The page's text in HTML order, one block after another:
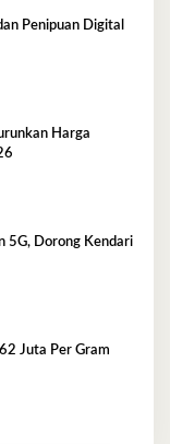
Penipuan Digital
Harga
5G, Dorong Kendari
Juta Per Gram